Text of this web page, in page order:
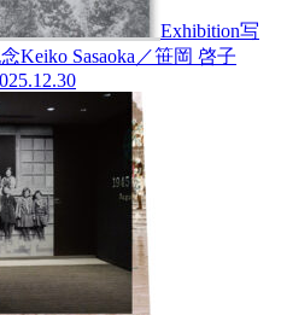
Exhibition写
Keiko Sasaoka／笹岡 啓子